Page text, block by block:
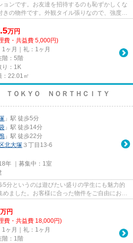
ンです。お友達を招待するのも恥ずかしくな
の物件です。外観タイル張りなので、強度や
万円
費・共益費 5,000円)
1ヶ月｜礼：1ヶ月
階：5階
り：1K
：22.01㎡
ＴＯＫＹＯ ＮＯＲＴＨＣＩＴＹ
」駅 徒歩5分
」駅 徒歩14分
」駅 徒歩22分
北大塚 ３丁目13-6
年 ｜募集中： 1室
5分というのは遊びたい盛りの学生にも魅力的
ました。お客様に合った物件をご自由にお選
万円
費・共益費 18,000円)
1ヶ月｜礼：1ヶ月
階：1階